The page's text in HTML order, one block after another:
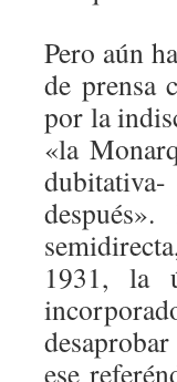
Pero aún
de prensa
por la
«la
1931, la
ese